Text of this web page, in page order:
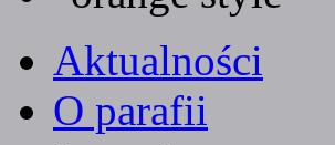
Aktualności
O parafii